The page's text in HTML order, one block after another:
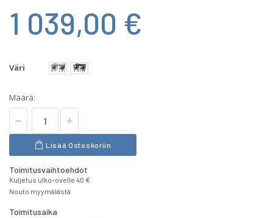
1 039,00 €
Väri
Määrä:
Lisää Ostoskoriin
Toimitusvaihtoehdot
Kuljetus ulko-ovelle 40 €
Nouto myymälästä
Toimitusaika